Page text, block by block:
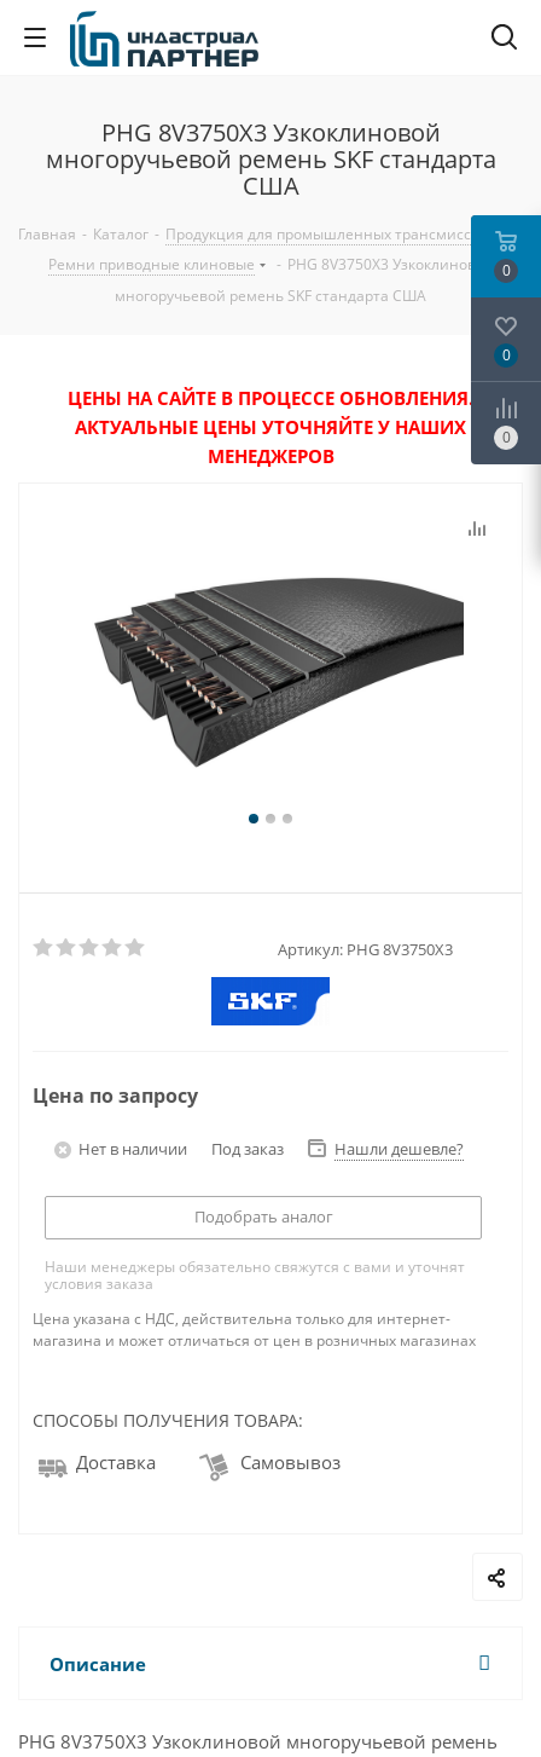
PHG 8V3750X3 Узкоклиновой
многоручьевой ремень SKF стандарта
США
Главная - Каталог - Продукция для промышленных трансмиссий
-
Ремни приводные клиновые
- PHG 8V3750X3 Узкоклиновой
многоручьевой ремень SKF стандарта США
ЦЕНЫ НА САЙТЕ В ПРОЦЕССЕ ОБНОВЛЕНИЯ.
АКТУАЛЬНЫЕ ЦЕНЫ УТОЧНЯЙТЕ У НАШИХ
МЕНЕДЖЕРОВ
Артикул: PHG 8V3750X3
Цена по запросу
Нет в наличии Под заказ Нашли дешевле?
Подобрать аналог
Наши менеджеры обязательно свяжутся с вами и уточнят
условия заказа
Цена указана с НДС, действительна только для интернет-
магазина и может отличаться от цен в розничных магазинах
СПОСОБЫ ПОЛУЧЕНИЯ ТОВАРА:
Доставка Самовывоз
Описание
PHG 8V3750X3 Узкоклиновой многоручьевой ремень
0
0
0